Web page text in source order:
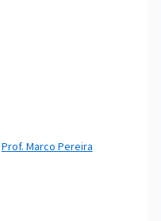
Prof. Marco Pereira